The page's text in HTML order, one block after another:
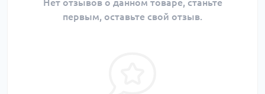
Нет отзывов о данном товаре, станьте
первым, оставьте свой отзыв.